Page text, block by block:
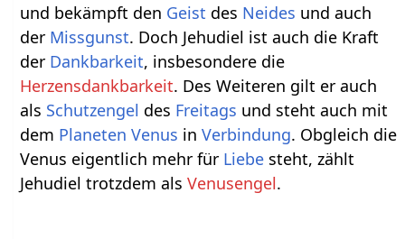
und bekämpft den Geist des Neides und auch
der Missgunst. Doch Jehudiel ist auch die Kraft
der Dankbarkeit, insbesondere die
Herzensdankbarkeit. Des Weiteren gilt er auch
als Schutzengel des Freitags und steht auch mit
dem Planeten Venus inVerbindung. Obgleich die
Venus eigentlich mehr für Liebe steht, zählt
Jehudiel trotzdem alsVenusengel.